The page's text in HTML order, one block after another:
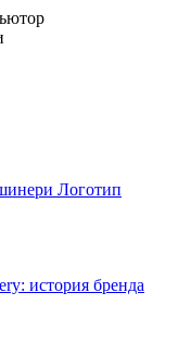
история бренда